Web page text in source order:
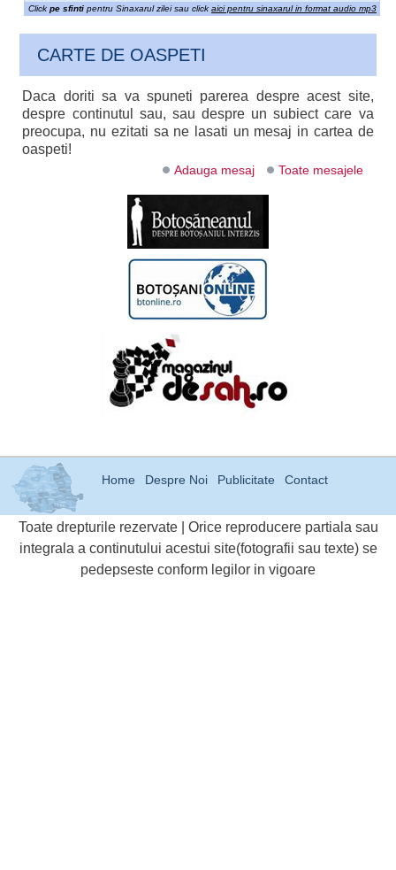
Click pe sfintipentru Sinaxarul zilei sau click aici pentru sinaxarul in format audio mp3
CARTE DE OASPETI
Daca doriti sa va spuneti parerea despre acest site,
despre continutul sau, sau despre un subiect care va
preocupa, nu ezitati sa ne lasati un mesaj in cartea de
oaspeti!
Adauga mesaj Toate mesajele
Home Despre Noi Publicitate Contact
Toate drepturile rezervate | Orice reproducere partiala sau
integrala a continutului acestui site(fotografii sau texte) se
pedepseste conform legilor in vigoare